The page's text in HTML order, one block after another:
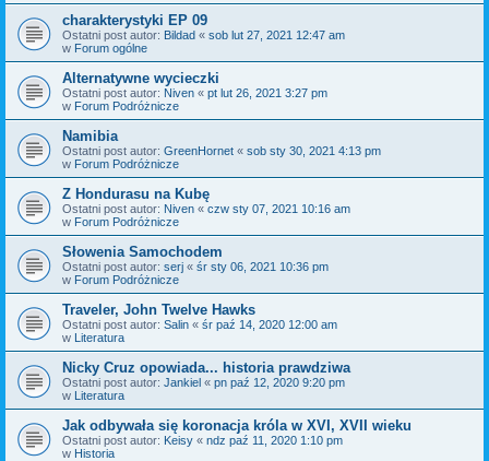
charakterystyki EP 09
Ostatni post autor: Bildad « sob lut 27, 2021 12:47 am
w Forum ogólne
Alternatywne wycieczki
Ostatni post autor: Niven « pt lut 26, 2021 3:27 pm
w Forum Podróżnicze
Namibia
Ostatni post autor: GreenHornet « sob sty 30, 2021 4:13 pm
w Forum Podróżnicze
Z Hondurasu na Kubę
Ostatni post autor: Niven « czw sty 07, 2021 10:16 am
w Forum Podróżnicze
Słowenia Samochodem
Ostatni post autor: serj « śr sty 06, 2021 10:36 pm
w Forum Podróżnicze
Traveler, John Twelve Hawks
Ostatni post autor: Salin « śr paź 14, 2020 12:00 am
w Literatura
Nicky Cruz opowiada... historia prawdziwa
Ostatni post autor: Jankiel « pn paź 12, 2020 9:20 pm
w Literatura
Jak odbywała się koronacja króla w XVI, XVII wieku
Ostatni post autor: Keisy « ndz paź 11, 2020 1:10 pm
w Historia